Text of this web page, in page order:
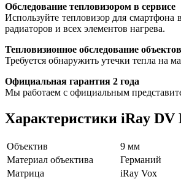
Обследование тепловизором в сервисе
Используйте тепловизор для
радиаторов и всех элементов нагрева.
Тепловизионное обследование объектов
Требуется обнаружить утечки тепла на
Официальная гарантия 2 года
Мы работаем с официальным
Характеристики iRay DV
Объектив
9 мм
Материал объектива
Германий
Матрица
iRay Vox